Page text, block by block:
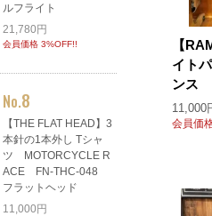
【
イト
ンス
11,000
会員価
ルフライト
21,780円
会員価格 3%OFF!!
No.8
【THE FLAT HEAD】3
本針の1本外し Tシャ
ツ MOTORCYCLE R
ACE FN-THC-048
フラットヘッド
11,000円